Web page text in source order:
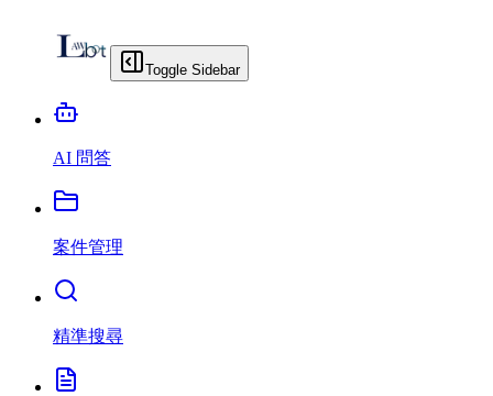
Toggle Sidebar
AI 問答
案件管理
精準搜尋